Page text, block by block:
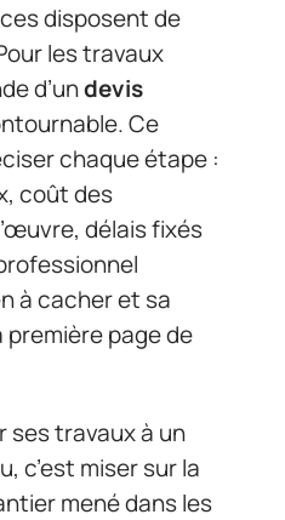
disposent de
les travaux
d’undevis
Ce
chaque étape :
coût des
délais fixés
à cacher et sa
première page de
ses travaux à un
c’est miser sur la
mené dans les